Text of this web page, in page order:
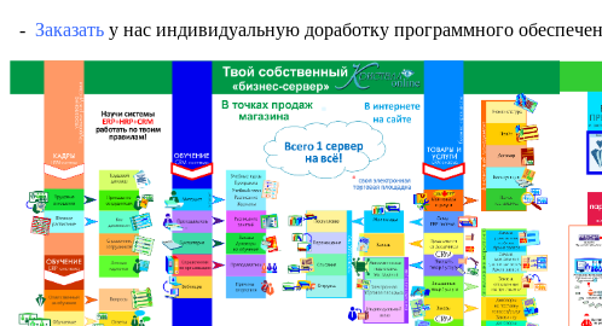
- Заказать у нас индивидуальную доработку программного